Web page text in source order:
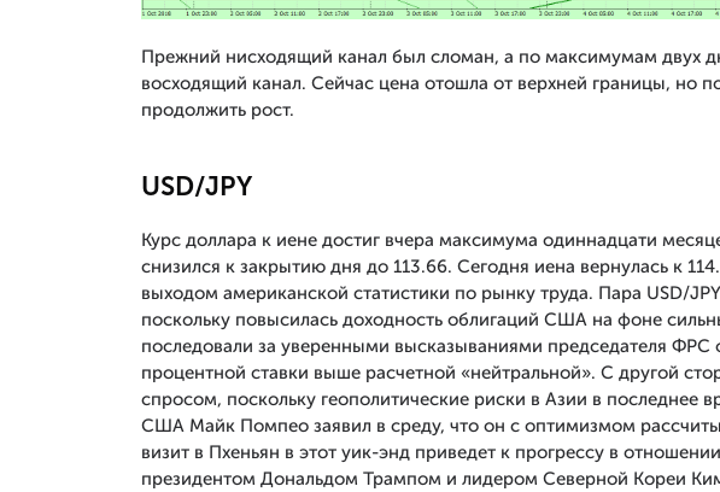
Прежний нисходящий канал был сломан, а по максимумам двух
восходящий канал. Сейчас цена отошла от верхней границы, но
продолжить рост.
USD/JPY
Курс доллара к иене достиг вчера максимума одиннадцати
снизился к закрытию дня до 113.66. Сегодня иена вернулась к
выходом американской статистики по рынку труда. Пара USD/
поскольку повысилась доходность облигаций США на фоне
последовали за уверенными высказываниями председателя
процентной ставки выше расчетной «нейтральной». С другой
спросом, поскольку геополитические риски в Азии в последнее
США Майк Помпео заявил в среду, что он с оптимизмом
визит в Пхеньян в этот уик-энд приведет к прогрессу в
президентом Дональдом Трампом и лидером Северной Кореи